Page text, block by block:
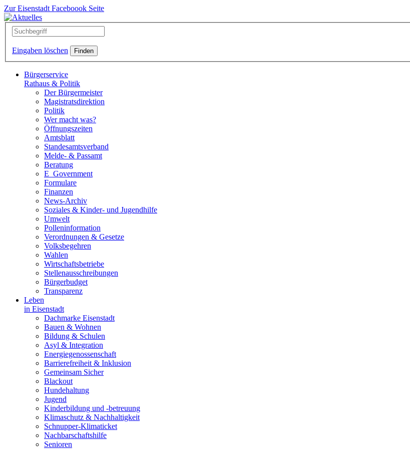
Zur Eisenstadt Faceboook Seite
Eingaben löschen
Bürgerservice
Rathaus & Politik
Der Bürgermeister
Magistratsdirektion
Politik
Wer macht was?
Öffnungszeiten
Amtsblatt
Standesamtsverband
Melde- & Passamt
Beratung
E_Government
Formulare
Finanzen
News-Archiv
Soziales & Kinder- und Jugendhilfe
Umwelt
Polleninformation
Verordnungen & Gesetze
Volksbegehren
Wahlen
Wirtschaftsbetriebe
Stellenausschreibungen
Bürgerbudget
Transparenz
Leben
in Eisenstadt
Dachmarke Eisenstadt
Bauen & Wohnen
Bildung & Schulen
Asyl & Integration
Energiegenossenschaft
Barrierefreiheit & Inklusion
Gemeinsam Sicher
Blackout
Hundehaltung
Jugend
Kinderbildung und -betreuung
Klimaschutz & Nachhaltigkeit
Schnupper-Klimaticket
Nachbarschaftshilfe
Senioren